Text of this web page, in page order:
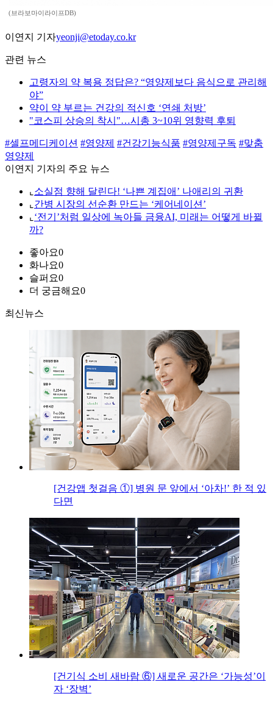
(브라보마이라이프DB)
이연지 기자yeonji@etoday.co.kr
관련 뉴스
고령자의 약 복용 정답은? “영양제보다 음식으로 관리해
야”
약이 약 부르는 건강의 적신호 ‘연쇄 처방’
"코스피 상승의 착시"…시총 3~10위 영향력 후퇴
#셀프메디케이션 #영양제 #건강기능식품 #영양제구독 #맞춤
영양제
이연지 기자의 주요 뉴스
⌞ 소실점 향해 달린다! ‘나쁜 계집애’ 나애리의 귀환
⌞ 간병 시장의 선순환 만드는 ‘케어네이션’
⌞ ‘전기’처럼 일상에 녹아들 금융AI, 미래는 어떻게 바뀔
까?
좋아요0
화나요0
슬퍼요0
더 궁금해요0
최신뉴스
[건강앱 첫걸음 ①] 병원 문 앞에서 ‘아차!’ 한 적 있
다면
[건기식 소비 새바람 ⑥] 새로운 공간은 ‘가능성’이
자 ‘장벽’